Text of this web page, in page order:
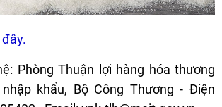
Phòng Thuận lợi hàng hóa thương
khẩu, Bộ Công Thương - Điện